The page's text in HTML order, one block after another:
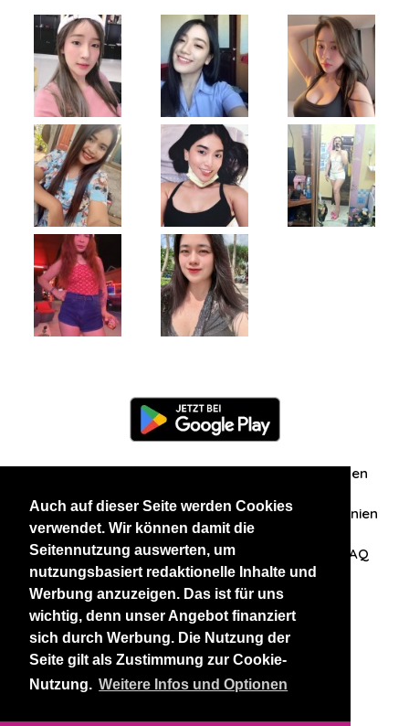
Auch auf dieser Seite werden Cookies
verwendet. Wir können damit die
Seitennutzung auswerten, um
nutzungsbasiert redaktionelle Inhalte und
Werbung anzuzeigen. Das ist für uns
wichtig, denn unser Angebot finanziert
sich durch Werbung. Die Nutzung der
Seite gilt als Zustimmung zur Cookie-
Nutzung. Weitere Infos und Optionen
Zuschriften/Erfahrungen
Datenschutzerklärung AGB Datenschutzrichtlinien
Nehmen Sie Kontakt mit uns auf FAQ
Unsere anderen Websites
BlackAndBeauties RussianKisses